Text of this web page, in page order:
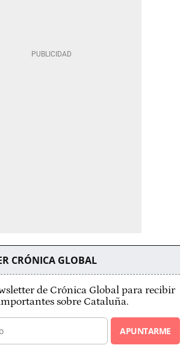
CRÓNICA GLOBAL
de Crónica Global para recibir
sobre Cataluña.
APUNTARME